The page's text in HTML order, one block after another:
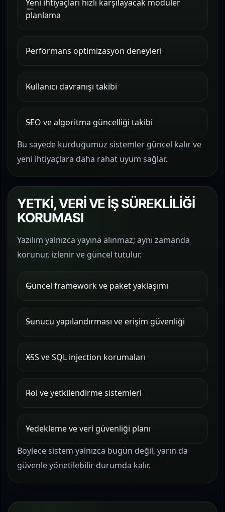
Yeni ihtiyaçları hızlı karşılayacak modüler
planlama
Performans optimizasyon deneyleri
Kullanıcı davranışı takibi
SEO ve algoritma güncelliği takibi
Bu sayede kurduğumuz sistemler güncel kalır ve
yeni ihtiyaçlara daha rahat uyum sağlar.
YETKİ, VERİ VE İŞ SÜREKLİLİĞİ
KORUMASI
Yazılım yalnızca yayına alınmaz; aynı zamanda
korunur, izlenir ve güncel tutulur.
Güncel framework ve paket yaklaşımı
Sunucu yapılandırması ve erişim güvenliği
XSS ve SQL injection korumaları
Rol ve yetkilendirme sistemleri
Yedekleme ve veri güvenliği planı
Böylece sistem yalnızca bugün değil, yarın da
güvenle yönetilebilir durumda kalır.